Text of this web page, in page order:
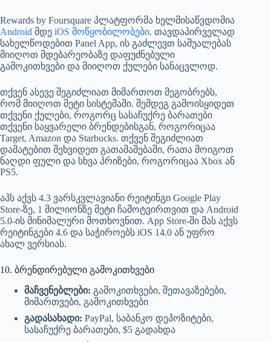
Rewards by Foursquare პლატფორმა ხელმისაწვდომია
Android მდე iOS მოწყობილობები. თავდაპირველად
სახელწოდებით Panel App, ის გაძლევთ საშუალებას
მიიღოთ მდებარეობაზე დაფუძნებული
გამოკითხვები და მიიღოთ ქულები სანაცვლოდ.
თქვენ ასევე შეგიძლიათ მიმართოთ მეგობრებს,
რომ მიიღოთ მეტი სისტემაში. შემდეგ გამოისყიდეთ
თქვენი ქულები, როგორც სასაჩუქრე ბარათები
თქვენი საყვარელი ბრენდებისგან, როგორიცაა
Target, Amazon და Starbucks. თქვენ შეგიძლიათ
დამატებით შეხვიდეთ გათამაშებაში, რათა მოიგოთ
ნაღდი ფული და სხვა პრიზები, როგორიცაა Xbox ან
PS5.
აპს აქვს 4.3 ვარსკვლავიანი რეიტინგი Google Play
Store-ზე, 1 მილიონზე მეტი ჩამოტვირთვით და Android
5.0-ის მინიმალური მოთხოვნით. App Store-ში მას აქვს
რეიტინგები 4.6 და საჭიროებს iOS 14.0 ან უფრო
ახალ ვერსიას.
10. ბრენდირებული გამოკითხვები
მაჩვენებლები: გამოკითხვები, შეთავაზებები,
მიმართვები, გამოკითხვები
გადასახადი: PayPal, საბანკო დეპოზიტები,
სასაჩუქრე ბარათები, $5 გადახდა